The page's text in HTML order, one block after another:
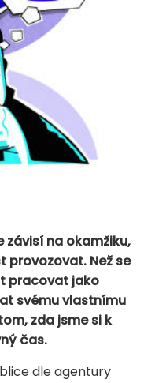
závisí na okamžiku,
provozovat. Než se
pracovat jako
svému vlastnímu
zda jsme si k
čas.
dle agentury